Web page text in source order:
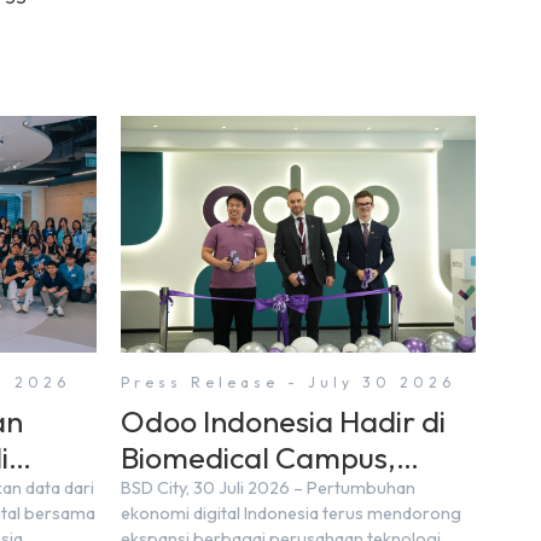
2026
data dari
bersama
Press Release - July 30 2026
Odoo Indonesia Hadir di
Biomedical Campus,
Digital Hub, BSD City
BSD City, 30 Juli 2026 – Pertumbuhan
ekonomi digital Indonesia terus mendorong